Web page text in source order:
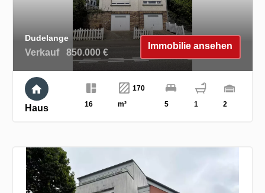
Dudelange
Verkauf 850.000 €
Immobilie ansehen
Haus 16
170
m²
5 1 2